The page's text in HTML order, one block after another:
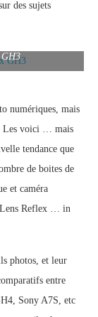
des sujets
numériques, mais
Les voici … mais
tendance que
de boites de
et caméra
Lens Reflex … in
photos, et leur
entre
Sony A7S, etc